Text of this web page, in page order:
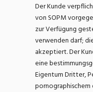
Der Kunde
von SOPM
zur Verfügung
verwenden darf;
akzeptiert. Der
eine
Eigentum Dritter,